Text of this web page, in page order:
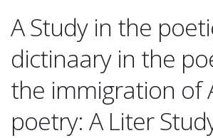
A Study in the
dictinaary in the
the immigration of
poetry: A Liter